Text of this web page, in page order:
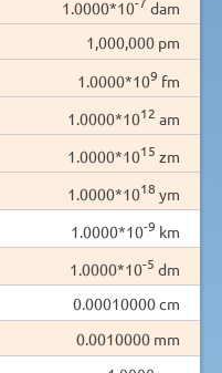
1.0000*10
dam
1,000,000 pm
1.0000*109 fm
1.0000*1012 am
1.0000*1015 zm
1.0000*1018 ym
1.0000*10-9 km
1.0000*10-5 dm
0.00010000 cm
0.0010000 mm